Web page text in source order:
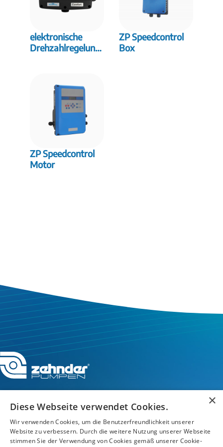
elektronische
Drehzahlregelung
ZP Speedcontrol
Box
ZP Speedcontrol
Motor
Service-Hotline
×
Diese Webseite verwendet Cookies.
Wir verwenden Cookies, um die Benutzerfreundlichkeit unserer
Website zu verbessern. Durch die weitere Nutzung unserer Webseite
stimmen Sie der Verwendung von Cookies gemäß unserer Cookie-